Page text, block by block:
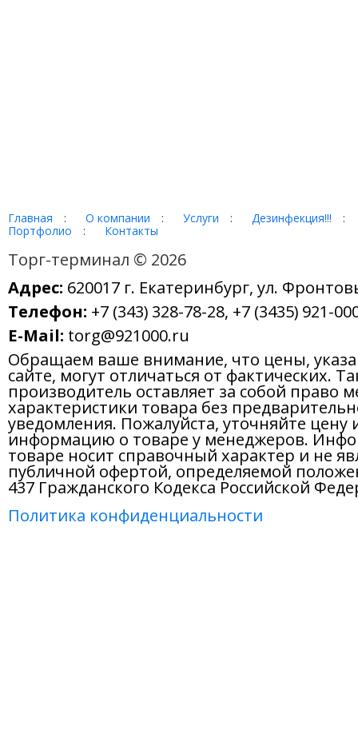
Дезинфекция!!!
Портфолио
Контакты
Торг-терминал © 2026
Адрес: 620017 г. Екатеринбург, ул.
Телефон: +7 (343) 328-78-28, +7 (3435) 921-
E-Mail: torg@921000.ru
Обращаем ваше внимание, что цены,
сайте, могут отличаться от фактических.
производитель оставляет за собой право
характеристики товара без
уведомления. Пожалуйста, уточняйте цену
информацию о товаре у менеджеров.
товаре носит справочный характер и не
публичной офертой, определяемой
437 Гражданского Кодекса Российской
Политика конфиденциальности